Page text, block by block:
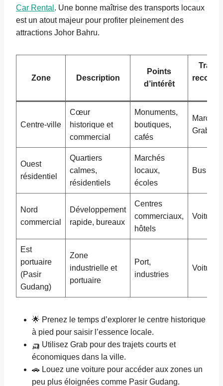
Car Rental . Une bonne maîtrise des transports locaux
est un atout majeur pour profiter pleinement des
attractions Johor Bahru.
Zone Description
Points
d’intérêt
Centre-ville
Cœur
historique et
commercial
Monuments,
boutiques,
cafés
Marche
Grab
Ouest
résidentiel
Quartiers
calmes,
résidentiels
Marchés
locaux,
écoles
Bus
Nord
commercial
Développement
rapide, bureaux
Centres
commerciaux,
hôtels
Voiture,
Est
portuaire
(Pasir
Gudang)
Zone
industrielle et
portuaire
Port,
industries
Voiture,
🌟 Prenez le temps d’explorer le centre historique
à pied pour saisir l’essence locale.
🛺 Utilisez Grab pour des trajets courts et
économiques dans la ville.
🚗 Louez une voiture pour accéder aux zones un
peu plus éloignées comme Pasir Gudang.